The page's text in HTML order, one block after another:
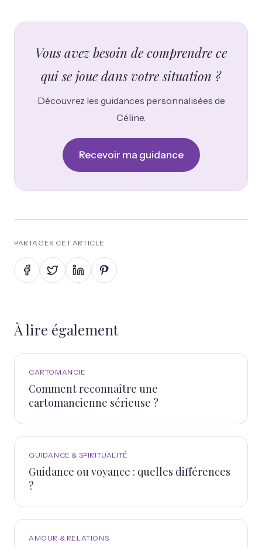
Vous avez besoin de comprendre ce
qui se joue dans votre situation ?
Découvrez les guidances personnalisées de
Céline.
Recevoir ma guidance
PARTAGER CET ARTICLE
À lire également
CARTOMANCIE
Comment reconnaître une
cartomancienne sérieuse ?
GUIDANCE & SPIRITUALITÉ
Guidance ou voyance : quelles différences
?
AMOUR & RELATIONS